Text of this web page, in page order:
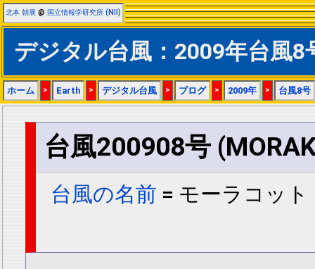
北本 朝展 @ 国立情報学研究所 (NII)
デジタル台風：2009年台風8
ホーム > Earth > デジタル台風 > ブログ > 2009年 > 台風8号
台風200908号
台風の名前 = モーラコット